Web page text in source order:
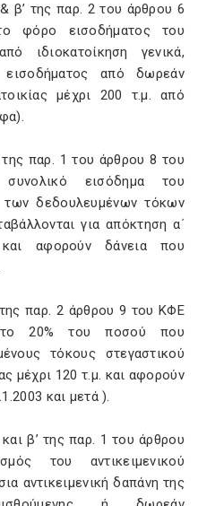
β’ της παρ. 2 του άρθρου 6
φόρο εισοδήματος του
ιδιοκατοίκηση γενικά,
από δωρεάν
μέχρι 200 τ.μ. από
παρ. 1 του άρθρου 8 του
εισόδημα του
δεδουλευμένων τόκων
για απόκτηση α΄
αφορούν δάνεια που
παρ. 2 άρθρου 9 του ΚΦΕ
20% του ποσού που
τόκους στεγαστικού
μέχρι 120 τ.μ. και αφορούν
και μετά ).
β’ της παρ. 1 του άρθρου
του αντικειμενικού
αντικειμενική δαπάνη της